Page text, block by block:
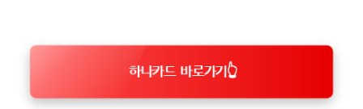
하나카드 바로가기👆